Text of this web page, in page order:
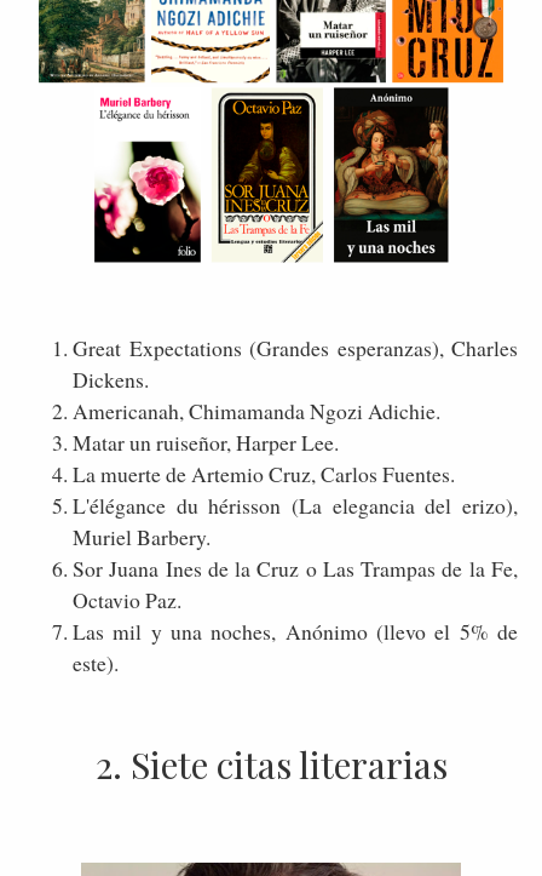
Great Expectations (Grandes esperanzas), Charles
Dickens.
Americanah, Chimamanda Ngozi Adichie.
Matar un ruiseñor, Harper Lee.
La muerte de Artemio Cruz, Carlos Fuentes.
L'élégance du hérisson (La elegancia del erizo),
Muriel Barbery.
Sor Juana Ines de la Cruz o Las Trampas de la Fe,
Octavio Paz.
Las mil y una noches, Anónimo (llevo el 5% de
este).
2. Siete citas literarias